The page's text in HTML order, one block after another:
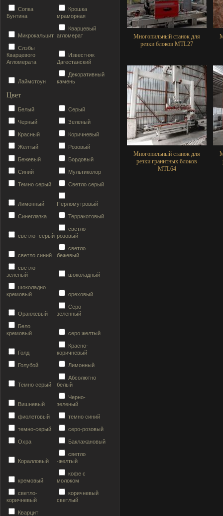
Сопка
Бунтина
Крошка
мраморная
Микрокальцит
Кварцевый
агломерат
Слэбы
Кварцевого
Агломерата
Известняк
Дагестанский
Лаймстоун
Декоративный
камень
Цвет
Белый Серый
Черный Зеленый
Красный Коричневый
Желтый Розовый
Бежевый Бордовый
Синий Мультиколор
Темно серый Светло серый
Лимонный Перломутровый
Синеглазка Терракотовый
светло -серый
светло
розовый
светло синий
светло
бежевый
светло
зеленый
шоколадный
шоколадно
кремовый
ореховый
Оранжевый
Серо
зеленный
Бело
кремовый
серо желтый
Голд
Красно-
коричневый
Голубой Лимонный
Темно серый
Абсолютно
белый
Вишневый
Черно-
зеленый
фиолетовый темно синий
темно-серый серо-розовый
Охра Баклажановый
Коралловый
светло
-желтый
кремовый
кофе с
молоком
светло-
коричневый
коричневый
светлый
Кварцит
Многопильный станок для
резки блоков MTL27
Многопильный станок для
резки гранитных блоков
MTL64